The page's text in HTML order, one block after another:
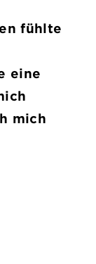
fühlte
eine
mich